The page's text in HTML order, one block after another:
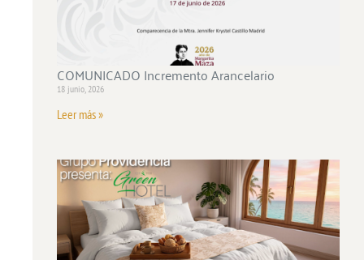
COMUNICADO Incremento Arancelario
18 junio, 2026
Leer más »